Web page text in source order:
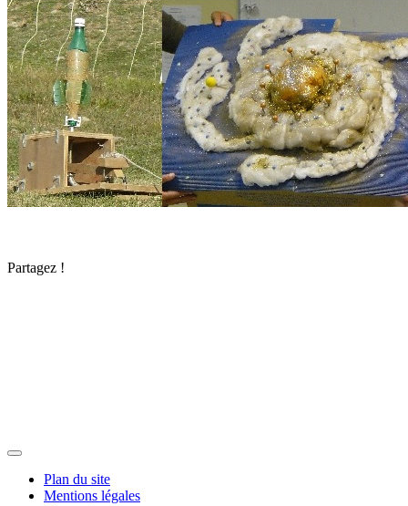
Partagez !
Plan du site
Mentions légales